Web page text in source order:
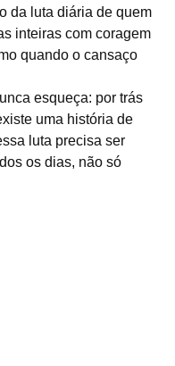
da luta diária de quem
inteiras com coragem
quando o cansaço
esqueça: por trás
uma história de
luta precisa ser
os dias, não só